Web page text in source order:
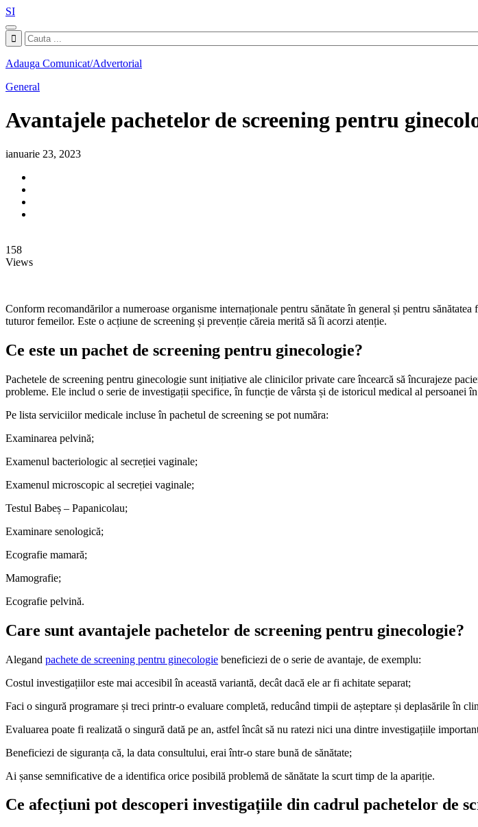
SI
Adauga Comunicat/Advertorial
General
Avantajele pachetelor de screening pentru
ianuarie 23, 2023
158
Views
Conform recomandărilor a numeroase organisme internaționale pentru sănătate în general și pentru
tuturor femeilor. Este o acțiune de screening și prevenție căreia merită să îi acorzi atenție.
Ce este un pachet de screening pentru ginecologie?
Pachetele de screening pentru ginecologie sunt inițiative ale clinicilor private care încearcă să încurajeze
probleme. Ele includ o serie de investigații specifice, în funcție de vârsta și de istoricul medical al persoanei în
Pe lista serviciilor medicale incluse în pachetul de screening se pot număra:
Examinarea pelvină;
Examenul bacteriologic al secreției vaginale;
Examenul microscopic al secreției vaginale;
Testul Babeș – Papanicolau;
Examinare senologică;
Ecografie mamară;
Mamografie;
Ecografie pelvină.
Care sunt avantajele pachetelor de screening pentru ginecologie?
Alegand pachete de screening pentru ginecologie beneficiezi de o serie de avantaje, de exemplu:
Costul investigațiilor este mai accesibil în această variantă, decât dacă ele ar fi achitate separat;
Faci o singură programare și treci printr-o evaluare completă, reducând timpii de așteptare și deplasările în
Evaluarea poate fi realizată o singură dată pe an, astfel încât să nu ratezi nici una dintre investigațiile
Beneficiezi de siguranța că, la data consultului, erai într-o stare bună de sănătate;
Ai șanse semnificative de a identifica orice posibilă problemă de sănătate la scurt timp de la apariție.
Ce afecțiuni pot descoperi investigațiile din cadrul pachetelor de